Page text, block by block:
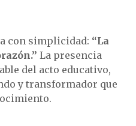
con simplicidad: “La
La presencia
del acto educativo,
y transformador que